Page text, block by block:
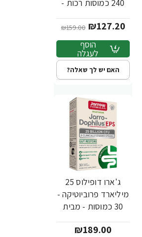
240 כמוסות רכות -
Formulas
₪127.20
₪159.00
הוסף
לעגלה
האם יש לך שאלה?
ג'ארו דופילוס 25
מיליארד פרוביוטיקה -
30 כמוסות - מבית
₪189.00